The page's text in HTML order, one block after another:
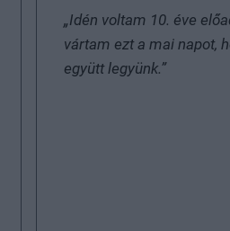
„Idén voltam 10. éve
vártam ezt a mai napot,
együtt legyünk.”